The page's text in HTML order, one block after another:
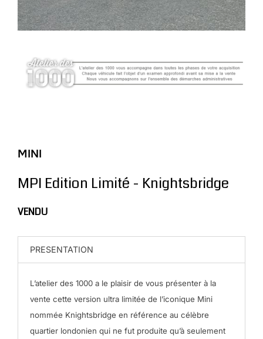
MINI
MPI Edition Limité - Knightsbridge
VENDU
PRESENTATION
L’atelier des 1000 a le plaisir de vous présenter à la
vente cette version ultra limitée de l’iconique Mini
nommée Knightsbridge en référence au célèbre
quartier londonien qui ne fut produite qu’à seulement